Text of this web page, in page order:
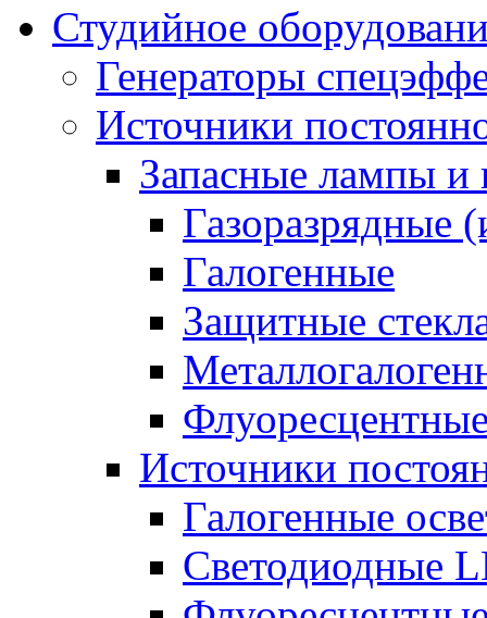
Студийное
Генераторы
Источники
Запасные лампы и
Газоразрядные
Галогенные
Защитные
Источники
Галогенные
Светодиодные